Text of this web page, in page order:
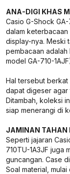
ANA-DIGI KHAS
Casio G-Shock
dalam
display-nya. Meski
pembacaan
model GA-710-
Hal tersebut berkat
dapat digeser agar
Ditambah, koleksi
siap menerangi di
JAMINAN TAHAN
Seperti jajaran
710TU-1A3JF juga
guncangan. Case
Soal material,